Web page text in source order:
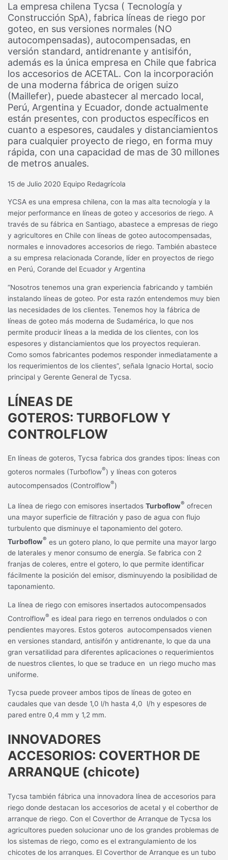
La empresa chilena Tycsa ( Tecnología y
Construcción SpA), fabrica líneas de riego por
goteo, en sus versiones normales (NO
autocompensadas), autocompensadas, en
versión standard, antidrenante y antisifón,
además es la única empresa en Chile que fabrica
los accesorios de ACETAL. Con la incorporación
de una moderna fábrica de origen suizo
(Maillefer), puede abastecer al mercado local,
Perú, Argentina y Ecuador, donde actualmente
están presentes, con productos específicos en
cuanto a espesores, caudales y distanciamientos
para cualquier proyecto de riego, en forma muy
rápida, con una capacidad de mas de 30 millones
de metros anuales.
15 de Julio 2020 Equipo Redagrícola
YCSA es una empresa chilena, con la mas alta tecnología y la
mejor performance en líneas de goteo y accesorios de riego. A
través de su fábrica en Santiago, abastece a empresas de riego
y agricultores en Chile con líneas de goteo autocompensadas,
normales e innovadores accesorios de riego. También abastece
a su empresa relacionada Corande, líder en proyectos de riego
en Perú, Corande del Ecuador y Argentina
“Nosotros tenemos una gran experiencia fabricando y también
instalando líneas de goteo. Por esta razón entendemos muy bien
las necesidades de los clientes. Tenemos hoy la fábrica de
líneas de goteo más moderna de Sudamérica, lo que nos
permite producir líneas a la medida de los clientes, con los
espesores y distanciamientos que los proyectos requieran.
Como somos fabricantes podemos responder inmediatamente a
los requerimientos de los clientes”, señala Ignacio Hortal, socio
principal y Gerente General de Tycsa.
LÍNEAS DE
GOTEROS: TURBOFLOW Y
CONTROLFLOW
En líneas de goteros, Tycsa fabrica dos grandes tipos: líneas con
goteros normales (Turboflow®) y líneas con goteros
autocompensados (Controlflow®)
La línea de riego con emisores insertadosTurboflow® ofrecen
una mayor superficie de filtración y paso de agua con flujo
turbulento que disminuye el taponamiento del gotero.
Turboflow® es un gotero plano, lo que permite una mayor largo
de laterales y menor consumo de energía. Se fabrica con 2
franjas de coleres, entre el gotero, lo que permite identificar
fácilmente la posición del emisor, disminuyendo la posibilidad de
taponamiento.
La línea de riego con emisores insertados autocompensados
Controlflow® es ideal para riego en terrenos ondulados o con
pendientes mayores. Estos goteros autocompensados vienen
en versiones standard, antisifón y antidrenante, lo que da una
gran versatilidad para diferentes aplicaciones o requerimientos
de nuestros clientes, lo que se traduce en
un riego mucho mas
uniforme.
Tycsa puede proveer ambos tipos de líneas de goteo en
caudales que van desde 1,0 l/h hasta 4,0
l/h y espesores de
pared entre 0,4 mm y 1,2 mm.
INNOVADORES
ACCESORIOS: COVERTHOR DE
ARRANQUE (chicote)
Tycsa también fábrica una innovadora línea de accesorios para
riego donde destacan los accesorios de acetal y el coberthor de
arranque de riego. Con el Coverthor de Arranque de Tycsa los
agricultores pueden solucionar uno de los grandes problemas de
los sistemas de riego, como es el extrangulamiento de los
chicotes de los arranques. El Coverthor de Arranque es un tubo